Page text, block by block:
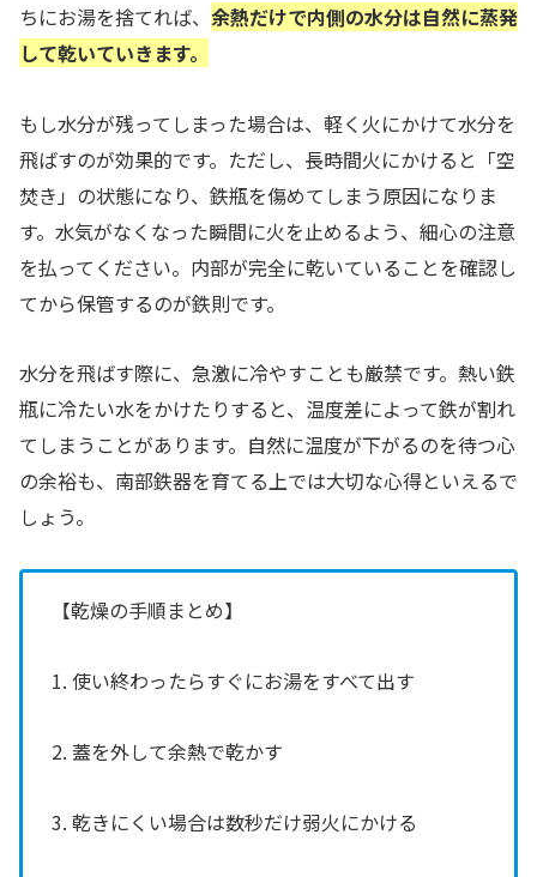
ちにお湯を捨てれば、 余熱だけで内側の水分は自然に蒸発
して乾いていきます。
もし水分が残ってしまった場合は、軽く火にかけて水分を
飛ばすのが効果的です。ただし、長時間火にかけると「空
焚き」の状態になり、鉄瓶を傷めてしまう原因になりま
す。水気がなくなった瞬間に火を止めるよう、細心の注意
を払ってください。内部が完全に乾いていることを確認し
てから保管するのが鉄則です。
水分を飛ばす際に、急激に冷やすことも厳禁です。熱い鉄
瓶に冷たい水をかけたりすると、温度差によって鉄が割れ
てしまうことがあります。自然に温度が下がるのを待つ心
の余裕も、南部鉄器を育てる上では大切な心得といえるで
しょう。
【乾燥の手順まとめ】
1. 使い終わったらすぐにお湯をすべて出す
2. 蓋を外して余熱で乾かす
3. 乾きにくい場合は数秒だけ弱火にかける